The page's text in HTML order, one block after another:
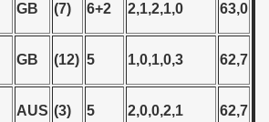
GB (7) 6+2 2,1,2,1,0 63,0
GB (12) 5 1,0,1,0,3 62,7
AUS (3) 5 2,0,0,2,1 62,7